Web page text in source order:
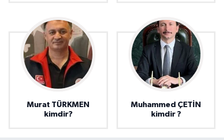
Murat TÜRKMEN
kimdir?
Muhammed ÇETİN
kimdir ?